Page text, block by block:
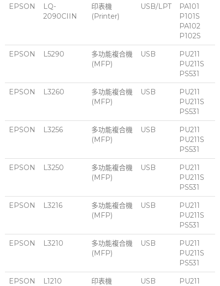
EPSON
LQ-
2090CIIN
印表機
(Printer)
USB/LPT
PA101
P101S
PA102
P102S
EPSON L5290
多功能複合機
(MFP)
USB
PU211
PU211S
PS531
EPSON L3260
多功能複合機
(MFP)
USB
PU211
PU211S
PS531
EPSON L3256
多功能複合機
(MFP)
USB
PU211
PU211S
PS531
EPSON L3250
多功能複合機
(MFP)
USB
PU211
PU211S
PS531
EPSON L3216
多功能複合機
(MFP)
USB
PU211
PU211S
PS531
EPSON L3210
多功能複合機
(MFP)
USB
PU211
PU211S
PS531
EPSON L1210
印表機
USB
PU211